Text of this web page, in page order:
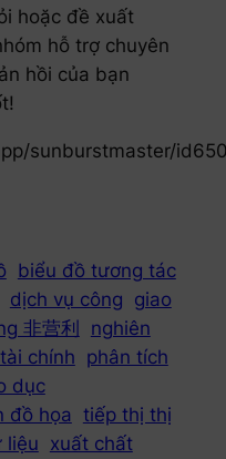
hoặc đề xuất
hỗ trợ chuyên
hồi của bạn
sunburstmaster/
biểu đồ tương tác
dịch vụ công giao
非营利 nghiên
chính phân tích
dục
đồ họa
tiếp thị thị
liệu xuất chất